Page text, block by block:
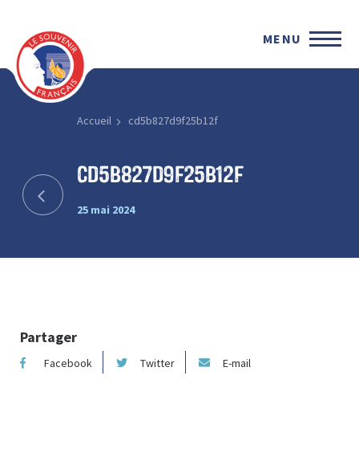
MENU
Accueil cd5b827d9f25b12f
cd5b827d9f25b12f
25 mai 2024
Partager
Facebook Twitter E-mail